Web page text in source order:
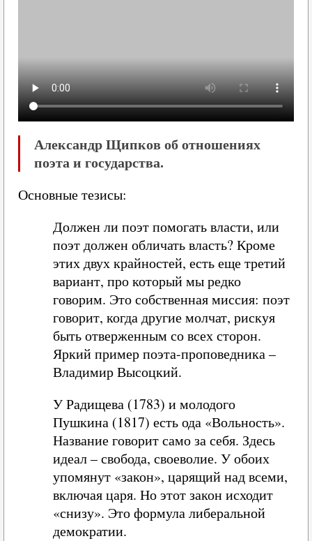
Александр Щипков об отношениях
поэта и государства.
Основные тезисы:
Должен ли поэт помогать власти, или
поэт должен обличать власть? Кроме
этих двух крайностей, есть еще третий
вариант, про который мы редко
говорим. Это собственная миссия: поэт
говорит, когда другие молчат, рискуя
быть отверженным со всех сторон.
Яркий пример поэта-проповедника –
Владимир Высоцкий.
У Радищева (1783) и молодого
Пушкина (1817) есть ода «Вольность».
Название говорит само за себя. Здесь
идеал – свобода, своеволие. У обоих
упомянут «закон», царящий над всеми,
включая царя. Но этот закон исходит
«снизу». Это формула либеральной
демократии.